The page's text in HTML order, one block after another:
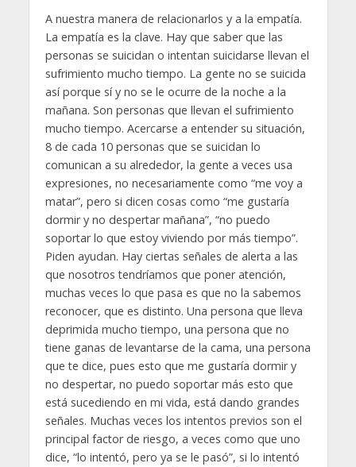
A nuestra manera de relacionarlos y a la empatía.
La empatía es la clave. Hay que saber que las
personas se suicidan o intentan suicidarse llevan el
sufrimiento mucho tiempo. La gente no se suicida
así porque sí y no se le ocurre de la noche a la
mañana. Son personas que llevan el sufrimiento
mucho tiempo. Acercarse a entender su situación,
8 de cada 10 personas que se suicidan lo
comunican a su alrededor, la gente a veces usa
expresiones, no necesariamente como “me voy a
matar”, pero si dicen cosas como “me gustaría
dormir y no despertar mañana”, “no puedo
soportar lo que estoy viviendo por más tiempo”.
Piden ayudan. Hay ciertas señales de alerta a las
que nosotros tendríamos que poner atención,
muchas veces lo que pasa es que no la sabemos
reconocer, que es distinto. Una persona que lleva
deprimida mucho tiempo, una persona que no
tiene ganas de levantarse de la cama, una persona
que te dice, pues esto que me gustaría dormir y
no despertar, no puedo soportar más esto que
está sucediendo en mi vida, está dando grandes
señales. Muchas veces los intentos previos son el
principal factor de riesgo, a veces como que uno
dice, “lo intentó, pero ya se le pasó”, si lo intentó